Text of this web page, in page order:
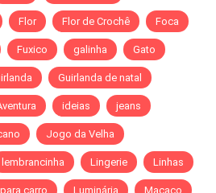
Flor Flor de Crochê Foca
Fuxico galinha Gato
Guirlanda de natal
ideias jeans
Jogo da Velha
lembrancinha Lingerie Linhas
carro Luminária Macaco